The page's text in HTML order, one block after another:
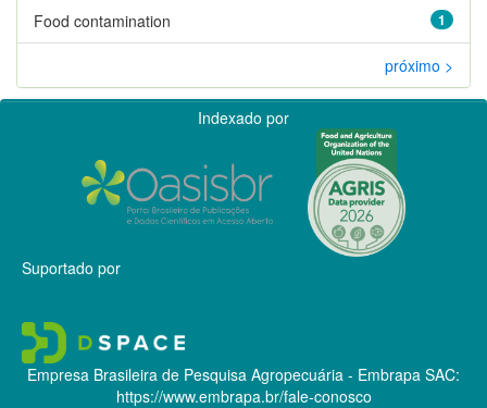
1
Food contamination
próximo >
Indexado por
Suportado por
Empresa Brasileira de Pesquisa Agropecuária - Embrapa SAC:
https://www.embrapa.br/fale-conosco